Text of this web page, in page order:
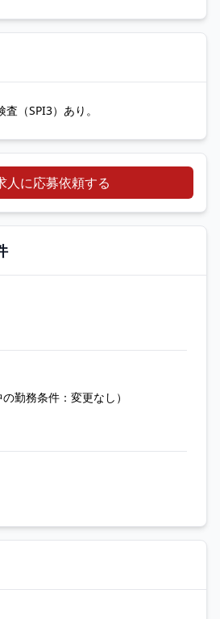
（SPI3）あり。
人に応募依頼する
勤務条件：変更なし）